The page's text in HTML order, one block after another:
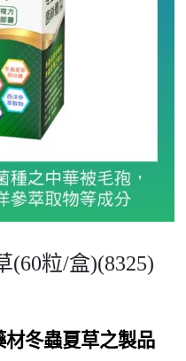
(60粒/盒)(8325)
冬蟲夏草之製品